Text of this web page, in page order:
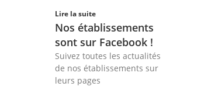
Lire la suite
Nos établissements
sont sur Facebook !
Suivez toutes les actualités
de nos établissements sur
leurs pages